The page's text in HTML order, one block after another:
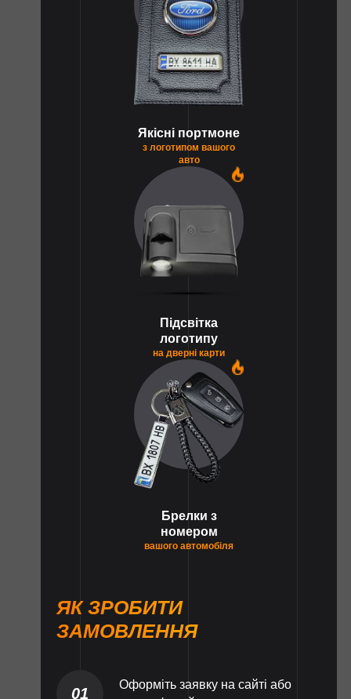
Якісні портмоне
з логотипом вашого
авто
Підсвітка
логотипу
на дверні карти
Брелки з
номером
вашого автомобіля
ЯК ЗРОБИТИ
ЗАМОВЛЕННЯ
01
Оформіть заявку на сайті або